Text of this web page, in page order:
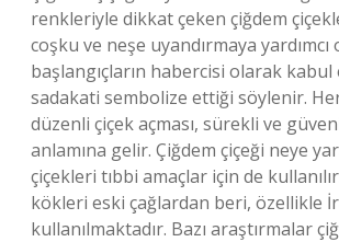
renkleriyle dikkat çeken çiğdem
coşku ve neşe uyandırmaya yardımcı
başlangıçların habercisi olarak kabul
sadakati sembolize ettiği söylenir. Her
düzenli çiçek açması, sürekli ve
anlamına gelir. Çiğdem çiçeği neye
çiçekleri tıbbi amaçlar için de
kökleri eski çağlardan beri, özellikle
kullanılmaktadır. Bazı araştırmalar